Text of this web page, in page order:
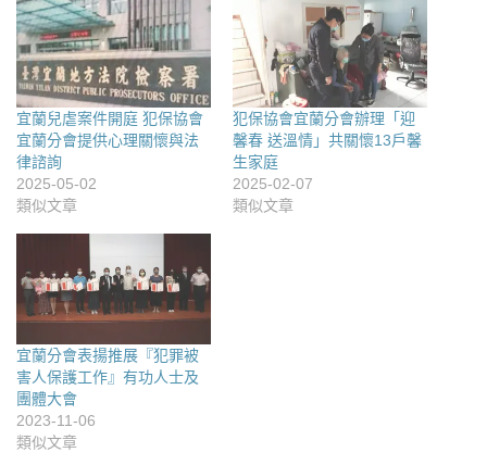
宜蘭兒虐案件開庭 犯保協會
宜蘭分會提供心理關懷與法
律諮詢
2025-05-02
類似文章
犯保協會宜蘭分會辦理「迎
馨春 送溫情」共關懷13戶馨
生家庭
2025-02-07
類似文章
宜蘭分會表揚推展『犯罪被
害人保護工作』有功人士及
團體大會
2023-11-06
類似文章